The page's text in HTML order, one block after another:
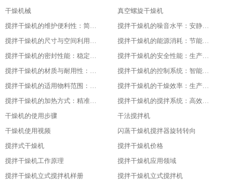
干燥机械
真空螺旋干燥机
搅拌干燥机的维护便利性：简单易操作
搅拌干燥机的噪音水平：安静的工作环境
搅拌干燥机的尺寸与空间利用：灵活适应不同场地
搅拌干燥机的能源消耗：节能与高效的平衡
搅拌干燥机的密封性能：稳定干燥的关键
搅拌干燥机的安全性能：生产中的首要保障
搅拌干燥机的材质与耐用性：品质的坚实基础
搅拌干燥机的控制系统：智能化的操作体验
搅拌干燥机的适用物料范围：广泛的适应性
搅拌干燥机的干燥效率：生产效益的保障
搅拌干燥机的加热方式：精准控温的关键
搅拌干燥机的搅拌系统：高效混合的核心
干燥机的使用步骤
干法搅拌机
干燥机使用视频
闪蒸干燥机搅拌器旋转转向
搅拌式干燥机
搅拌干燥机价格
搅拌干燥机工作原理
搅拌干燥机应用领域
搅拌干燥机立式搅拌机样册
搅拌干燥机立式搅拌机